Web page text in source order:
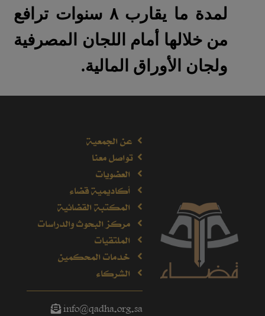
لمدة ما يقارب ٨ سنوات ترافع
من خلالها أمام اللجان المصرفية
ولجان الأوراق المالية.
عن الجمعية
تواصل معنا
العضويات
أكاديمية قضاء
المكتبة القضائية
مركز البحوث والدراسات
الملتقيات
خدمات المحكمين
الشركاء
info@qadha.org.sa